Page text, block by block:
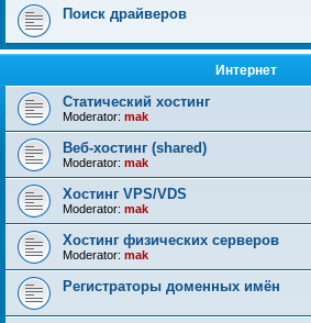
Поиск драйверов
Интернет
Статический хостинг
Moderator: mak
Веб-хостинг (shared)
Moderator: mak
Хостинг VPS/VDS
Moderator: mak
Хостинг физических серверов
Moderator: mak
Регистраторы доменных имён